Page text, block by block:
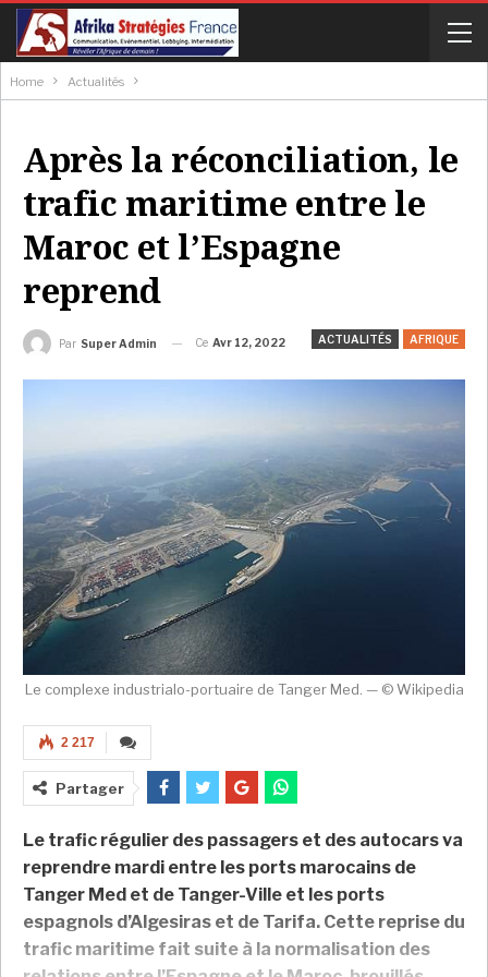
Home Actualités
Après la réconciliation, le
trafic maritime entre le
Maroc et l’Espagne
reprend
ACTUALITÉS AFRIQUE
Par Super Admin Ce Avr 12, 2022
Le complexe industrialo-portuaire de Tanger Med. — © Wikipedia
2 217
Partager
Le trafic régulier des passagers et des autocars va
reprendre mardi entre les ports marocains de
Tanger Med et de Tanger-Ville et les ports
espagnols d’Algesiras et de Tarifa. Cette reprise du
trafic maritime fait suite à la normalisation des